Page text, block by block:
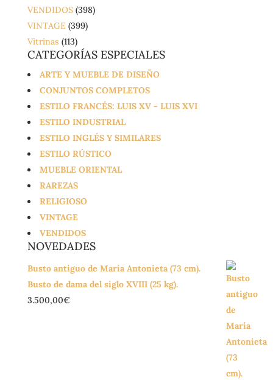
VENDIDOS (398)
VINTAGE (399)
Vitrinas (113)
CATEGORÍAS ESPECIALES
ARTE Y MUEBLE DE DISEÑO
CONJUNTOS COMPLETOS
ESTILO FRANCÉS: LUIS XV - LUIS XVI
ESTILO INDUSTRIAL
ESTILO INGLÉS Y SIMILARES
ESTILO RÚSTICO
MUEBLE ORIENTAL
RAREZAS
RELIGIOSO
VINTAGE
VENDIDOS
NOVEDADES
Busto antiguo de María Antonieta (73 cm).
Busto de dama del siglo XVIII (25 kg).
3.500,00€